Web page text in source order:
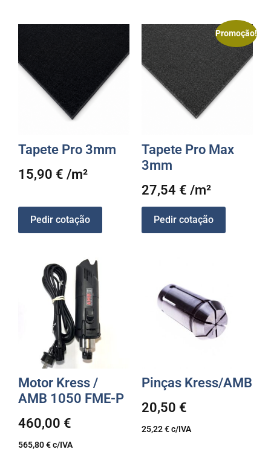
Tapete Pro 3mm
15,90 € /m²
Pedir cotação
Promoção!
Tapete Pro Max
3mm
27,54 € /m²
Pedir cotação
Motor Kress /
AMB 1050 FME-P
460,00 €
565,80€c/IVA
Pinças Kress/AMB
20,50 €
25,22€c/IVA